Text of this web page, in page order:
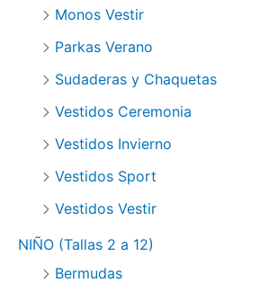
Monos Vestir
Parkas Verano
Sudaderas y Chaquetas
Vestidos Ceremonia
Vestidos Invierno
Vestidos Sport
Vestidos Vestir
NIÑO (Tallas 2 a 12)
Bermudas